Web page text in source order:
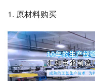
1. 原材料购买